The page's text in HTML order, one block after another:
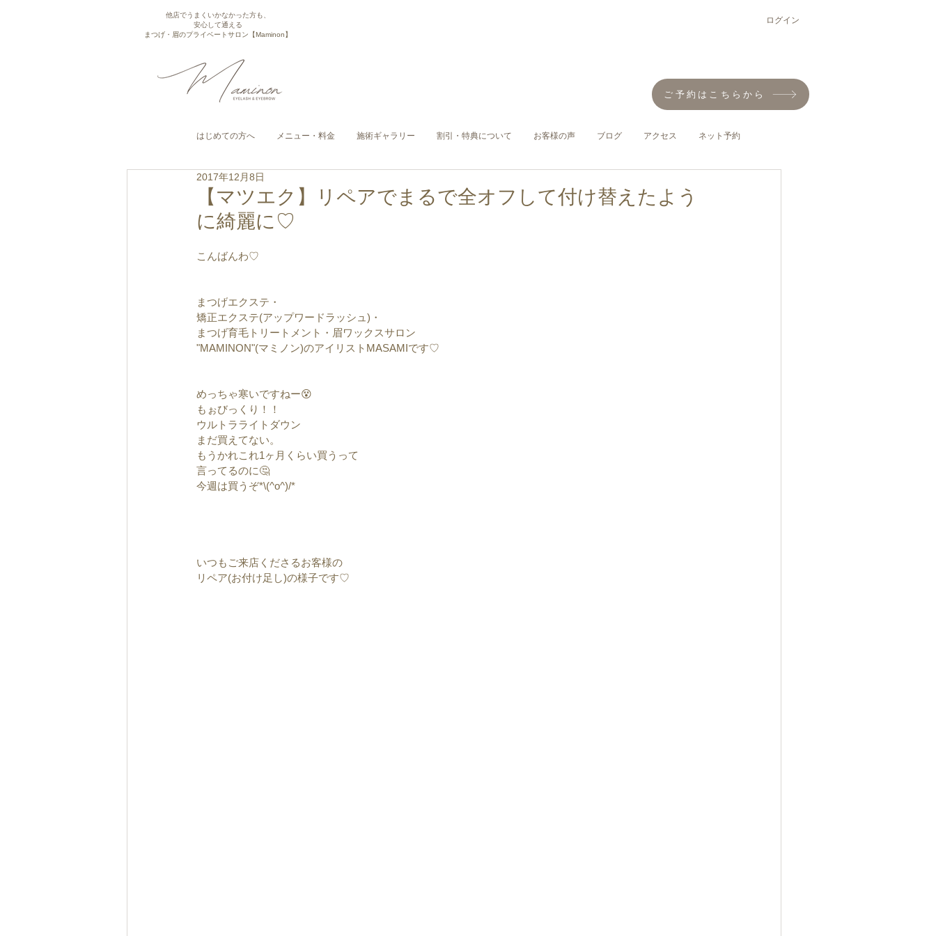
他店でうまくいかなかった方も、
安心して通える
まつげ・眉のプライベートサロン【Maminon】
ログイン
ご予約はこちらから
はじめての方へ メニュー・料金 施術ギャラリー 割引・特典について お客様の声 ブログ アクセス ネット予約
【マツエク】リペアでまるで全オフして付け替えたよう
に綺麗に♡
2017年12月8日
こんばんわ♡
まつげエクステ・
矯正エクステ(アップワードラッシュ)・
まつげ育毛トリートメント・眉ワックスサロン
"MAMINON"(マミノン)のアイリストMASAMIです♡
めっちゃ寒いですねー😵
もぉびっくり！！
ウルトラライトダウン
まだ買えてない。
もうかれこれ1ヶ月くらい買うって
言ってるのに🤔
今週は買うぞ*\(^o^)/*
いつもご来店くださるお客様の
リペア(お付け足し)の様子です♡